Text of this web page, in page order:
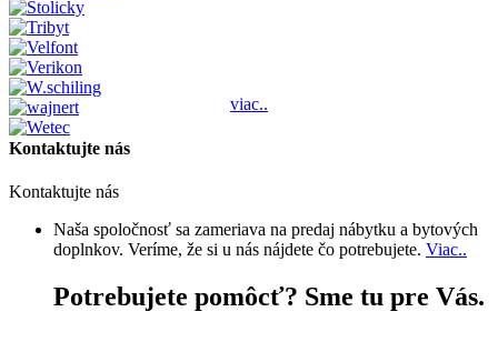
viac..
Kontaktujte nás
Kontaktujte nás
Naša spoločnosť sa zameriava na predaj nábytku a bytových
doplnkov. Veríme, že si u nás nájdete čo potrebujete. Viac..
Potrebujete pomôcť? Sme tu pre Vás.